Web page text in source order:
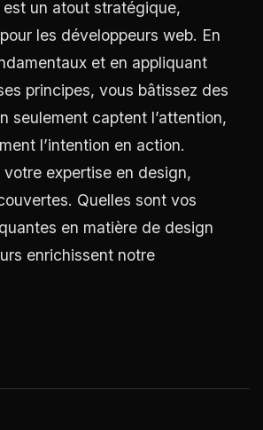
un atout stratégique,
les développeurs web. En
et en appliquant
principes, vous bâtissez des
seulement captent l’attention,
l’intention en action.
expertise en design,
Quelles sont vos
en matière de design
enrichissent notre